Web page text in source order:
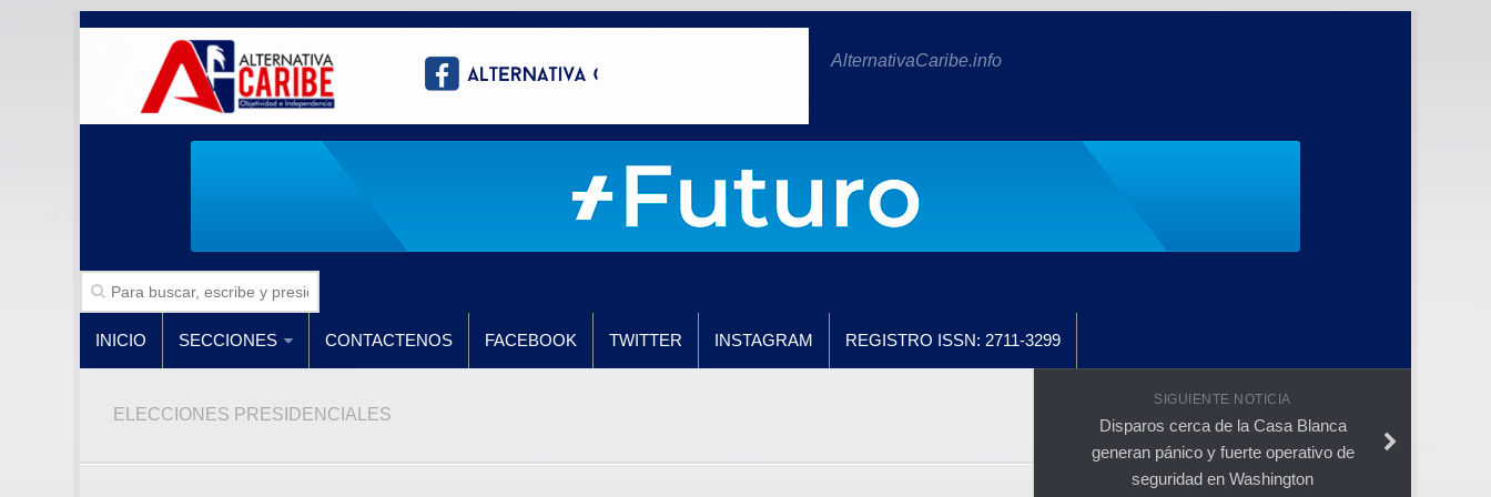
AlternativaCaribe.info
INICIO SECCIONES CONTACTENOS FACEBOOK TWITTER INSTAGRAM REGISTRO ISSN: 2711-3299
ELECCIONES PRESIDENCIALES
SIGUIENTE NOTICIA
Disparos cerca de la Casa Blanca
generan pánico y fuerte operativo de
seguridad en Washington